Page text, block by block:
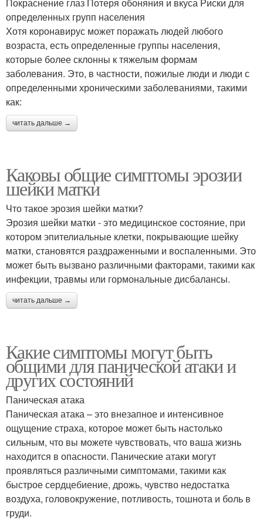
определенных групп населения
Хотя коронавирус может поражать людей любого
возраста, есть определенные группы населения,
которые более склонны к тяжелым формам
заболевания. Это, в частности, пожилые люди и люди с
определенными хроническими заболеваниями, такими
как:
читать дальше →
Каковы общие симптомы эрозии
шейки матки
Что такое эрозия шейки матки?
Эрозия шейки матки - это медицинское состояние, при
котором эпителиальные клетки, покрывающие шейку
матки, становятся раздраженными и воспаленными. Это
может быть вызвано различными факторами, такими как
инфекции, травмы или гормональные дисбалансы.
читать дальше →
Какие симптомы могут быть
общими для панической атаки и
других состояний
Паническая атака
Паническая атака – это внезапное и интенсивное
ощущение страха, которое может быть настолько
сильным, что вы можете чувствовать, что ваша жизнь
находится в опасности. Панические атаки могут
проявляться различными симптомами, такими как
быстрое сердцебиение, дрожь, чувство недостатка
воздуха, головокружение, потливость, тошнота и боль в
груди.